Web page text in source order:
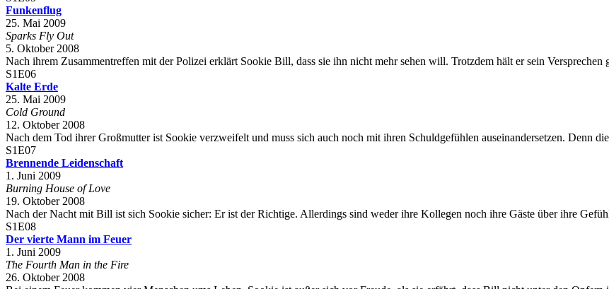
Funkenflug
25. Mai 2009
Sparks Fly Out
5. Oktober 2008
Nach ihrem Zusammentreffen mit der Polizei erklärt Sookie Bill, dass sie ihn nicht mehr sehen will. Trotzdem hält er sein
S1E06
Kalte Erde
25. Mai 2009
Cold Ground
12. Oktober 2008
Nach dem Tod ihrer Großmutter ist Sookie verzweifelt und muss sich auch noch mit ihren Schuldgefühlen auseinandersetzen. Denn
S1E07
Brennende Leidenschaft
1. Juni 2009
Burning House of Love
19. Oktober 2008
Nach der Nacht mit Bill ist sich Sookie sicher: Er ist der Richtige. Allerdings sind weder ihre Kollegen noch ihre Gäste über ihre
S1E08
Der vierte Mann im Feuer
1. Juni 2009
The Fourth Man in the Fire
26. Oktober 2008